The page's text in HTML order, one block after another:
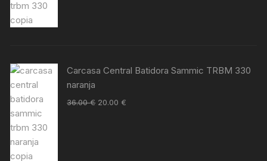
Carcasa Central Batidora Sammic TRBM 330
naranja
36.00€ 20.00 €